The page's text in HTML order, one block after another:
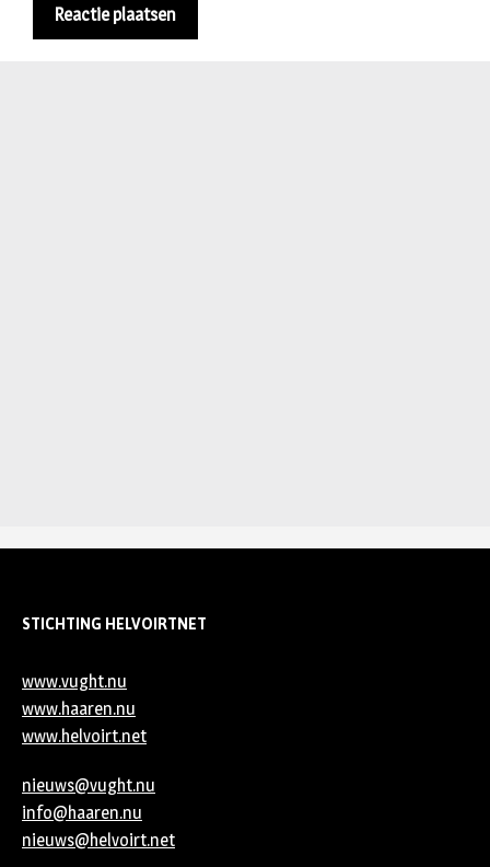
STICHTING HELVOIRTNET
www.vught.nu
www.haaren.nu
www.helvoirt.net
nieuws@vught.nu
info@haaren.nu
nieuws@helvoirt.net